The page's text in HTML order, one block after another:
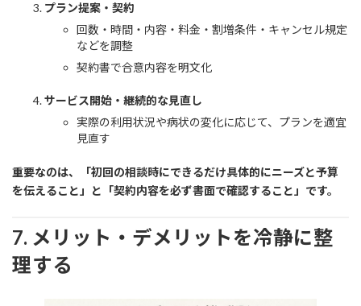
プラン提案・契約
回数・時間・内容・料金・割増条件・キャンセル規定
などを調整
契約書で合意内容を明文化
サービス開始・継続的な見直し
実際の利用状況や病状の変化に応じて、プランを適宜
見直す
重要なのは、「初回の相談時にできるだけ具体的にニーズと予算
を伝えること」と「契約内容を必ず書面で確認すること」です。
7. メリット・デメリットを冷静に整
理する